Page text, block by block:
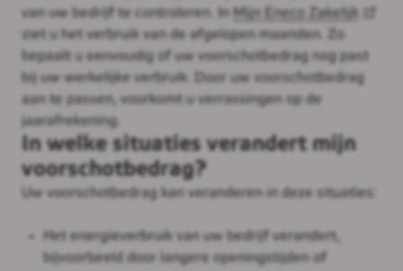
van uw bedrijf te controleren. In
Mijn Eneco Zakelijk
ziet u het verbruik van de afgelopen maanden. Zo
bepaalt u eenvoudig of uw voorschotbedrag nog past
bij uw werkelijke verbruik. Door uw voorschotbedrag
aan te passen, voorkomt u verrassingen op de
jaarafrekening.
In welke situaties verandert mijn
voorschotbedrag?
Uw voorschotbedrag kan veranderen in deze situaties:
Het energieverbruik van uw bedrijf verandert,
bijvoorbeeld door langere openingstijden of